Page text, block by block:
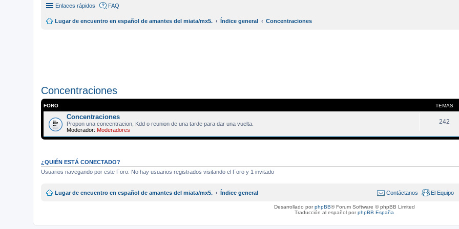
Enlaces rápidos FAQ
Lugar de encuentro en español de amantes del miata/mx5. Índice general Concentraciones
Concentraciones
FORO TEMAS
Concentraciones
Propon una concentracion, Kdd o reunion de una tarde para dar una vuelta.
Moderador: Moderadores
242
¿QUIÉN ESTÁ CONECTADO?
Usuarios navegando por este Foro: No hay usuarios registrados visitando el Foro y 1 invitado
Lugar de encuentro en español de amantes del miata/mx5. Índice general El Equipo
Contáctanos
Desarrollado porphpBB® Forum Software © phpBB Limited
Traducción al español porphpBB España